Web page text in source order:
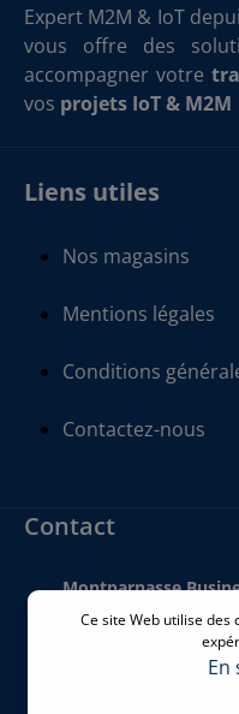
Expert M2M & IoT
vous offre des
accompagner votre
vos projets IoT & M2M
Liens utiles
Nos magasins
Mentions légales
Conditions
Contactez-nous
Contact
Montparnasse
140 bis Rue de
Ce site Web utilise
En